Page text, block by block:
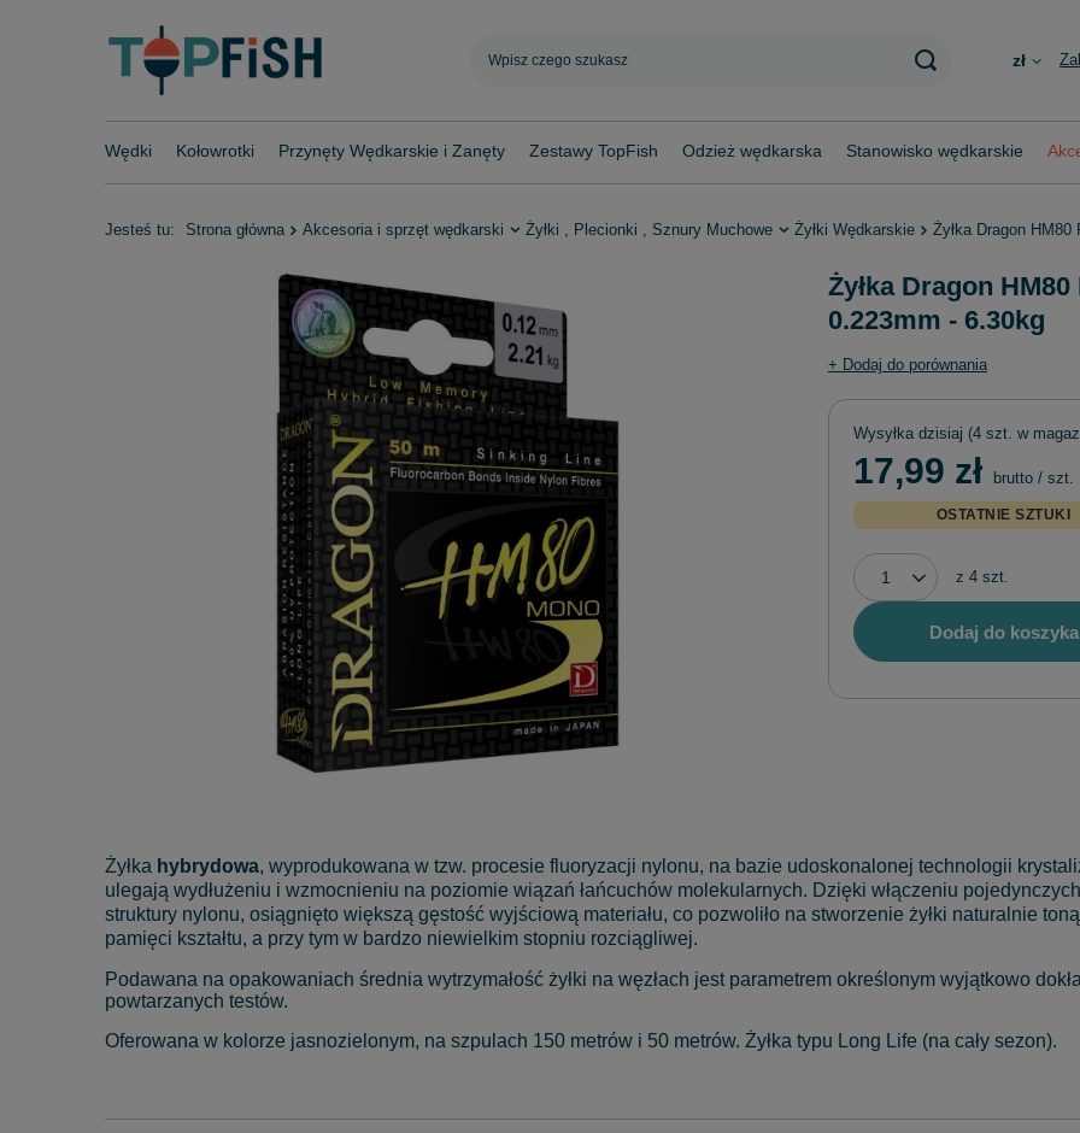
zł
Wędki Kołowrotki Przynęty Wędkarskie i Zanęty Zestawy TopFish Odzież wędkarska Stanowisko wędkarskie
Jesteś tu: Strona główna Akcesoria i sprzęt wędkarski Żyłki , Plecionki , Sznury Muchowe Żyłki Wędkarskie Żyłka Dragon
Żyłka Dragon
0.223mm - 6.30kg
+ Dodaj do porównania
Wysyłka dzisiaj (4 szt. w
17,99 zł brutto / szt.
OSTATNIE SZTUKI
z 4 szt.
Dodaj do koszyka
Żyłka hybrydowa, wyprodukowana w tzw. procesie fluoryzacji nylonu, na bazie udoskonalonej technologii
ulegają wydłużeniu i wzmocnieniu na poziomie wiązań łańcuchów molekularnych. Dzięki włączeniu
struktury nylonu, osiągnięto większą gęstość wyjściową materiału, co pozwoliło na stworzenie żyłki naturalnie
pamięci kształtu, a przy tym w bardzo niewielkim stopniu rozciągliwej.
Podawana na opakowaniach średnia wytrzymałość żyłki na węzłach jest parametrem określonym wyjątkowo
powtarzanych testów.
Oferowana w kolorze jasnozielonym, na szpulach 150 metrów i 50 metrów. Żyłka typu Long Life (na cały sezon).